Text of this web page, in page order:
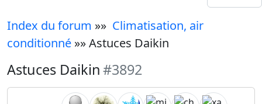
Index du forum »» Climatisation, air
conditionné »» Astuces Daikin
Astuces Daikin#3892